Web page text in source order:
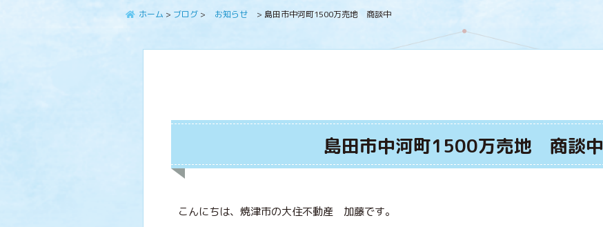
ホーム > ブログ > お知らせ > 島田市中河町1500万売地 商談中
島田市中河町1500万売地 商談中
こんにちは、焼津市の大住不動産 加藤です。